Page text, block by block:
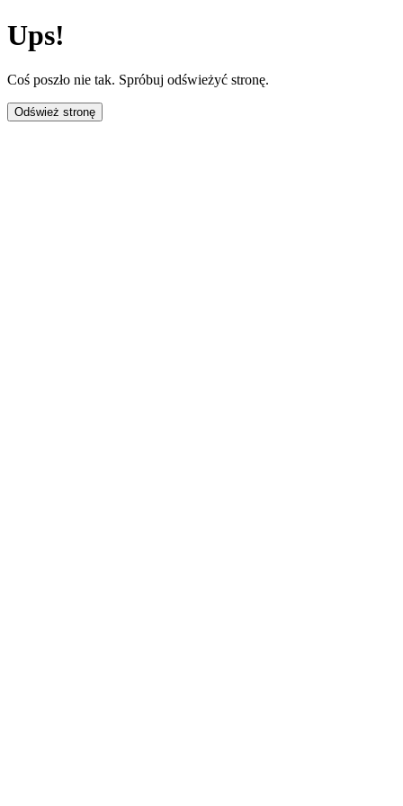
Ups!
Coś poszło nie tak. Spróbuj odświeżyć stronę.
Odśwież stronę